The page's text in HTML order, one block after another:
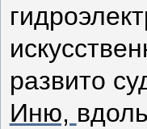
развито
Иню,